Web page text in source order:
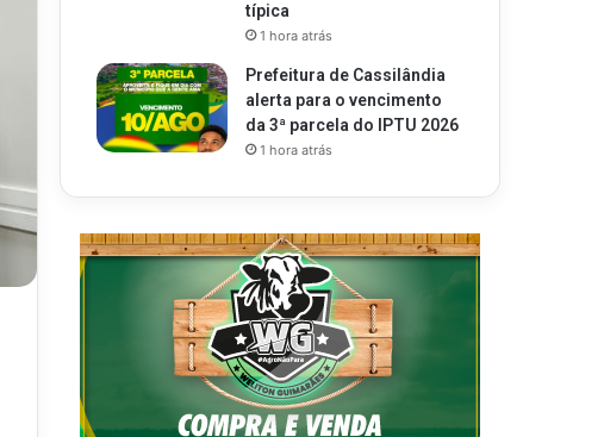
típica
1 hora atrás
Prefeitura de Cassilândia
alerta para o vencimento
da 3ª parcela do IPTU 2026
1 hora atrás